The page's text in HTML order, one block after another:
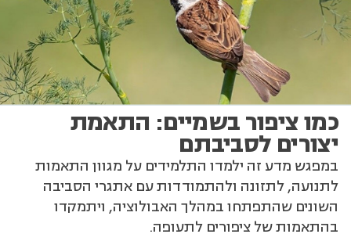
כמו ציפור בשמיים: התאמת
יצורים לסביבתם
במפגש מדע זה ילמדו התלמידים על מגוון התאמות
לתנועה, לתזונה ולהתמודדות עם אתגרי הסביבה
השונים שהתפתחו במהלך האבולוציה, ויתמקדו
בהתאמות של ציפורים לתעופה.